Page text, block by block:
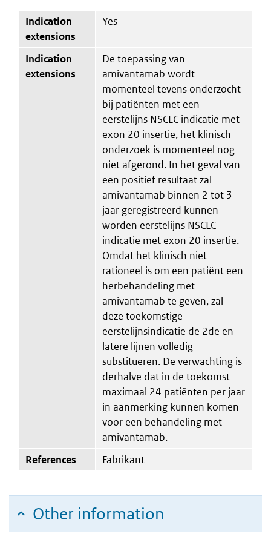
Indication
extensions
Yes
Indication
extensions
De toepassing van
amivantamab wordt
momenteel tevens onderzocht
bij patiënten met een
eerstelijns NSCLC indicatie met
exon 20 insertie, het klinisch
onderzoek is momenteel nog
niet afgerond. In het geval van
een positief resultaat zal
amivantamab binnen 2 tot 3
jaar geregistreerd kunnen
worden eerstelijns NSCLC
indicatie met exon 20 insertie.
Omdat het klinisch niet
rationeel is om een patiënt een
herbehandeling met
amivantamab te geven, zal
deze toekomstige
eerstelijnsindicatie de 2de en
latere lijnen volledig
substitueren. De verwachting is
derhalve dat in de toekomst
maximaal 24 patiënten per jaar
in aanmerking kunnen komen
voor een behandeling met
amivantamab.
References
Fabrikant
Other information